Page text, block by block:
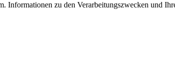
zu den Verarbeitungszwecken und